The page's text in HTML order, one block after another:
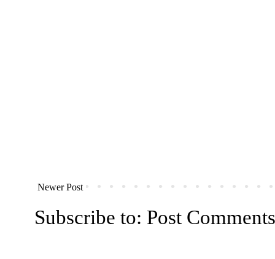
Newer Post
Subscribe to: Post